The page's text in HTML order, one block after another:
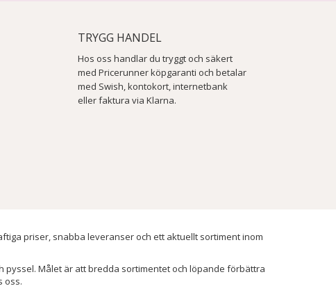
TRYGG HANDEL
Hos oss handlar du tryggt och säkert
med Pricerunner köpgaranti och betalar
med Swish, kontokort, internetbank
eller faktura via Klarna.
priser, snabba leveranser och ett aktuellt sortiment inom
Målet är att bredda sortimentet och löpande förbättra
oss.